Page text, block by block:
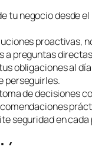
tu negocio desde
proactivas,
a preguntas
obligaciones al
perseguirles.
de decisiones
seguridad en cada